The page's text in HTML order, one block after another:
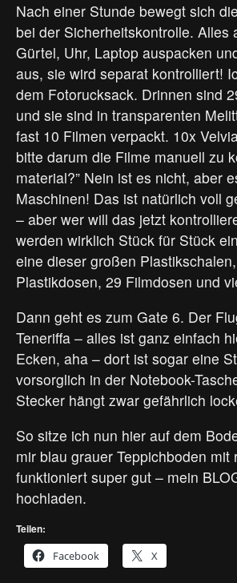
Nach einer Stunde bewegt sich
bei der Sicherheitskontrolle.
Gürtel, Uhr, Laptop auspacken
aus, sie wird separat kontrolliert!
dem Fotorucksack. Drinnen sind
und sie sind in transparenten
fast 10 Filmen verpackt. 10x
bitte darum die Filme manuell zu
material?” Nein ist es nicht, aber
Maschinen! Das ist natürlich voll
– aber wer will das jetzt
werden wirklich Stück für Stück
eine dieser großen
Plastikdosen, 29 Filmdosen und
Dann geht es zum Gate 6. Der
Teneriffa – alles ist ganz einfach
Ecken, aha – dort ist sogar eine
vorsorglich in der Notebook-
Stecker hängt zwar gefährlich
So sitze ich nun hier auf dem
mir blau grauer Teppichboden
funktioniert super gut – mein
hochladen.
Teilen:
Facebook
X